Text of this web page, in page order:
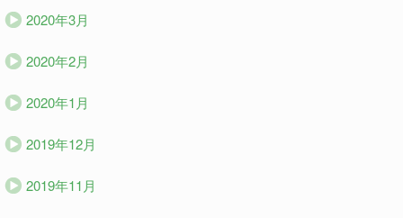
2020年3月
2020年2月
2020年1月
2019年12月
2019年11月